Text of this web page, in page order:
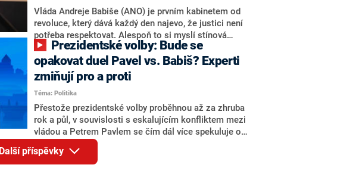
o případné kandidatuře kohokoliv ze zmíněné trojice
značně pochybuje. Podle něj současná koalice dosud
nemá osobu, která by Pavlovi mohla konkurovat.
Vláda Andreje Babiše (ANO) je prvním kabinetem od
revoluce, který dává každý den najevo, že justici není
potřeba respektovat. Alespoň to si myslí stínová
ministryně spravedlnosti ODS Eva Decroix. V
rozhovoru pro CNN Prima NEWS si nebrala servítky
ohledně politického výkonu svého nástupce Jeronýma
Tejce (za ANO) či vládní zmocněnkyně pro lidská
práva Taťány Malé (ANO). Označením „svoloč“ na
adresu vlády prý byla ještě hodná. Decroix se také
vrátila k volební porážce koalice Spolu či promluvila o
hnutí Naše Česko Martina Kuby.
opakovat duel Pavel vs. Babiš? Experti
zmiňují pro a proti
Téma: Politika
Přestože prezidentské volby proběhnou až za zhruba
rok a půl, v souvislosti s eskalujícím konfliktem mezi
vládou a Petrem Pavlem se čím dál více spekuluje o
tom, koho by do bitvy o Hrad mohla vyslat současná
koalice. Někteří političtí komentátoři znovu vytahují
jméno premiéra Andreje Babiše (ANO). Jak moc je
Další příspěvky